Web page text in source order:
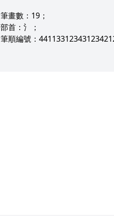
筆畫數：19；
部首：氵；
筆順編號：